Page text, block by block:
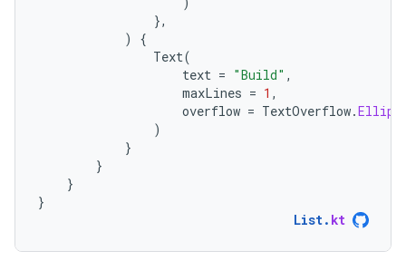
},
)
{
Text(
text = "Build" ,
maxLines = 1 ,
overflow = TextOverflow.
)
}
}
}
}
List. kt